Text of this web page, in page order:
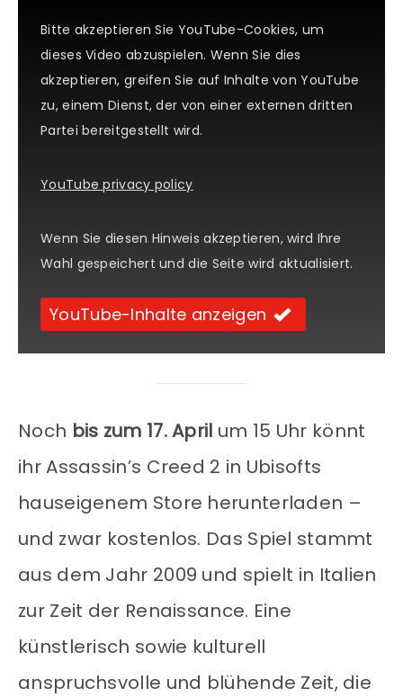
Bitte akzeptieren Sie YouTube-Cookies, um
dieses Video abzuspielen. Wenn Sie dies
akzeptieren, greifen Sie auf Inhalte von YouTube
zu, einem Dienst, der von einer externen dritten
Partei bereitgestellt wird.
YouTube privacy policy
Wenn Sie diesen Hinweis akzeptieren, wird Ihre
Wahl gespeichert und die Seite wird aktualisiert.
YouTube-Inhalte anzeigen
Noch bis zum 17. April um 15 Uhr könnt
ihr Assassin’s Creed 2 in Ubisofts
hauseigenem Store herunterladen –
und zwar kostenlos. Das Spiel stammt
aus dem Jahr 2009 und spielt in Italien
zur Zeit der Renaissance. Eine
künstlerisch sowie kulturell
anspruchsvolle und blühende Zeit, die